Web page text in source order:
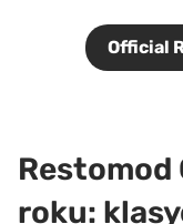
Official
Restomod
roku: